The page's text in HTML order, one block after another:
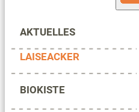
AKTUELLES
LAISEACKER
BIOKISTE